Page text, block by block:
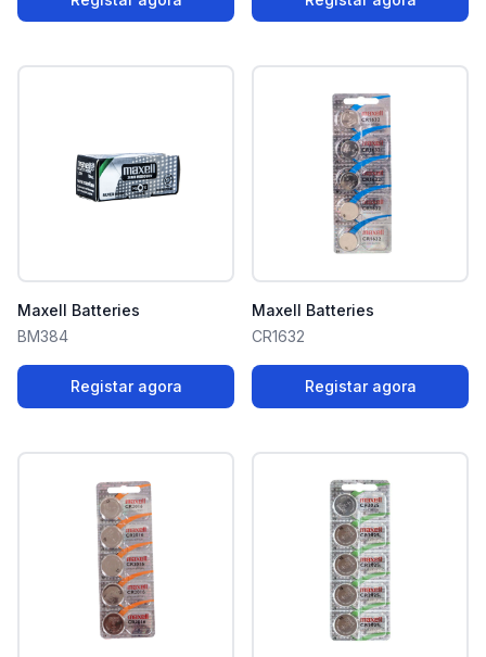
Maxell Batteries
BM384
Registar agora
Maxell Batteries
CR1632
Registar agora